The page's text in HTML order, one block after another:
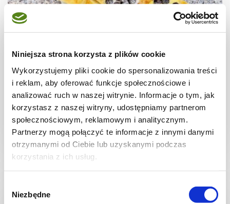
Niniejsza strona korzysta z plików cookie
Wykorzystujemy pliki cookie do spersonalizowania treści
i reklam, aby oferować funkcje społecznościowe i
analizować ruch w naszej witrynie. Informacje o tym, jak
korzystasz z naszej witryny, udostępniamy partnerom
społecznościowym, reklamowym i analitycznym.
Partnerzy mogą połączyć te informacje z innymi danymi
otrzymanymi od Ciebie lub uzyskanymi podczas
korzystania z ich usług.
zgody
Niezbędne
Ciastka francuskie z borówkami + film
30 min. 1531 kcal 8